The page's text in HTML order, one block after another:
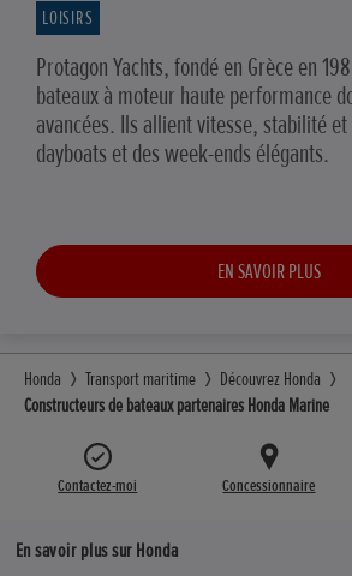
LOISIRS
Protagon Yachts, fondé en Grèce en
bateaux à moteur haute performance
avancées. Ils allient vitesse, stabilité
dayboats et des week-ends élégants.
EN SAVOIR PLUS
Honda Transport maritime
Découvrez Honda
Constructeurs de bateaux partenaires Honda Marine
Contactez-moi Concessionnaire
En savoir plus sur Honda